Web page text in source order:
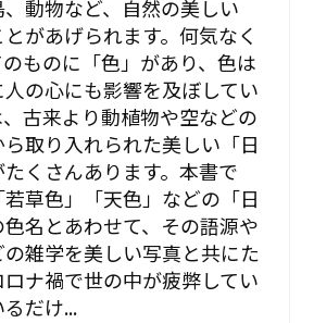
動物など、自然の美しい
とがあげられます。何気なく
ものに「色」があり、色は
の心にも影響を及ぼしてい
古来より動植物や空などの
ら取り入れられた美しい「日
くさんあります。本書で
草色」「天色」などの「日
名とあわせて、その語源や
雑学を美しい写真と共にた
ナ禍で世の中が疲弊してい
だけ...